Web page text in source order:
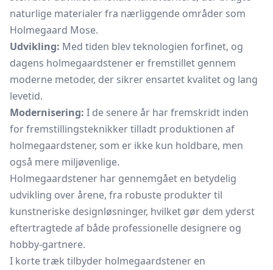
naturlige materialer fra nærliggende områder som
Holmegaard Mose.
Udvikling: Med tiden blev teknologien forfinet, og
dagens holmegaardstener er fremstillet gennem
moderne metoder, der sikrer ensartet kvalitet og lang
levetid.
Modernisering: I de senere år har fremskridt inden
for fremstillingsteknikker tilladt produktionen af
holmegaardstener, som er ikke kun holdbare, men
også mere miljøvenlige.
Holmegaardstener har gennemgået en betydelig
udvikling over årene, fra robuste produkter til
kunstneriske designløsninger, hvilket gør dem yderst
eftertragtede af både professionelle designere og
hobby-gartnere.
I korte træk tilbyder holmegaardstener en